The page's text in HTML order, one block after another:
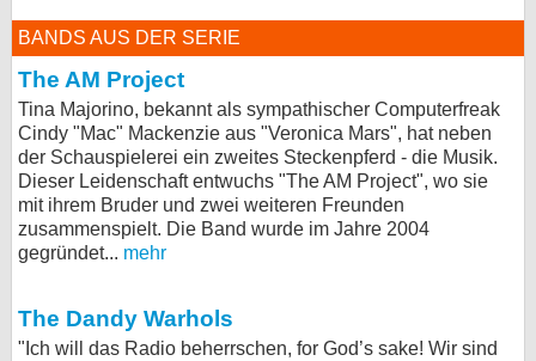
BANDS AUS DER SERIE
The AM Project
Tina Majorino, bekannt als sympathischer Computerfreak
Cindy "Mac" Mackenzie aus "Veronica Mars", hat neben
der Schauspielerei ein zweites Steckenpferd - die Musik.
Dieser Leidenschaft entwuchs "The AM Project", wo sie
mit ihrem Bruder und zwei weiteren Freunden
zusammenspielt. Die Band wurde im Jahre 2004
gegründet... mehr
The Dandy Warhols
"Ich will das Radio beherrschen, for God’s sake! Wir sind
Gewinnspiele
Forum
bei X
bei Facebook
Nutzungsbedingungen